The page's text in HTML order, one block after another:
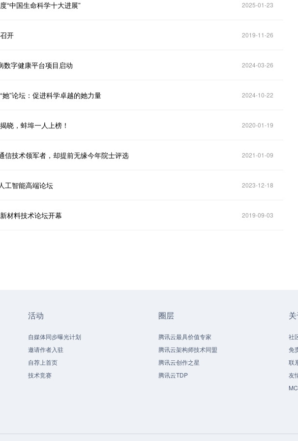
“中国生命科学十大进展” 2025-01-23
开 2019-11-26
数字健康平台项目启动 2024-03-26
”论坛：促进科学卓越的她力量 2024-10-22
晓，蚌埠一人上榜！ 2020-01-19
信技术领军者，却提前无缘今年院士评选 2021-01-09
工智能高端论坛 2023-12-18
材料技术论坛开幕 2019-09-03
活动
自媒体同步曝光计划
邀请作者入驻
自荐上首页
技术竞赛
圈层
腾讯云最具价值专家
腾讯云架构师技术同盟
腾讯云创作之星
腾讯云TDP
社
免
联
友